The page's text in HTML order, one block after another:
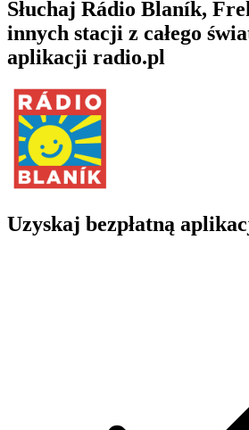
Słuchaj Rádio Blaník,
innych stacji z całego
aplikacji radio.pl
Uzyskaj bezpłatną